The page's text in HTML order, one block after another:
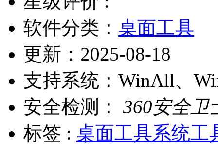
软件分类： 桌面工具
更新： 2025-08-18
支持系统： WinAll、
安全检测：
360安全卫
标签 : 桌面工具系统工